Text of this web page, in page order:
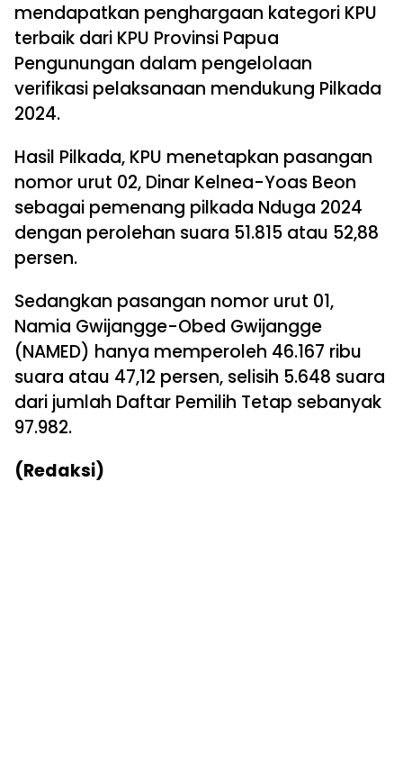
mendapatkan penghargaan kategori KPU
terbaik dari KPU Provinsi Papua
Pengunungan dalam pengelolaan
verifikasi pelaksanaan mendukung Pilkada
2024.
Hasil Pilkada, KPU menetapkan pasangan
nomor urut 02, Dinar Kelnea-Yoas Beon
sebagai pemenang pilkada Nduga 2024
dengan perolehan suara 51.815 atau 52,88
persen.
Sedangkan pasangan nomor urut 01,
Namia Gwijangge-Obed Gwijangge
(NAMED) hanya memperoleh 46.167 ribu
suara atau 47,12 persen, selisih 5.648 suara
dari jumlah Daftar Pemilih Tetap sebanyak
97.982.
(Redaksi)